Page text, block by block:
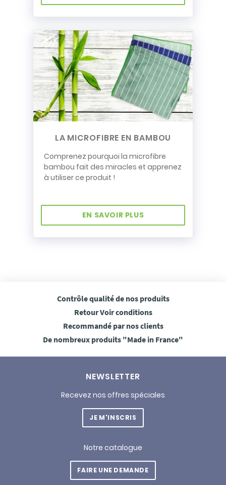
LA MICROFIBRE EN BAMBOU
Comprenez pourquoi la microfibre
bambou fait des miracles et apprenez
à utiliser ce produit !
EN SAVOIR PLUS
Contrôle qualitéde nos produits
RetourVoir conditions
Recommandépar nos clients
De nombreux produits "Made in France"
NEWSLETTER
Recevez nos offres spéciales
JE M'INSCRIS
Notre catalogue
FAIRE UNE DEMANDE